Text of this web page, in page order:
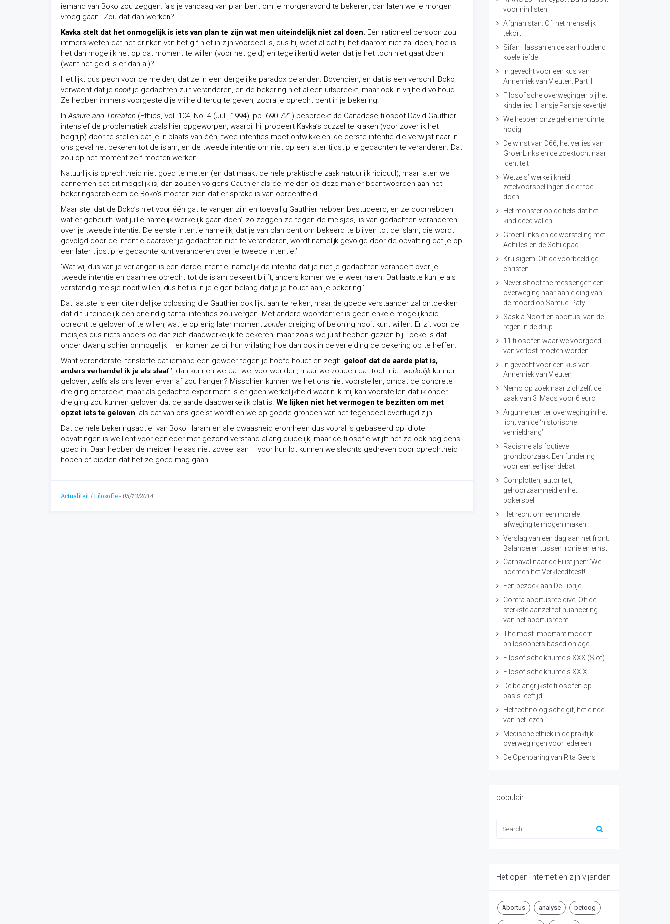
iemand van Boko zou zeggen: ‘als je vandaag van plan bent om je morgenavond te bekeren, dan laten we je morgen
vroeg gaan.’ Zou dat dan werken?
Kavka stelt dat het onmogelijk is iets van plan te zijn wat men uiteindelijk niet zal doen. Een rationeel persoon zou
immers weten dat het drinken van het gif niet in zijn voordeel is, dus hij weet al dat hij het daarom niet zal doen; hoe is
het dan mogelijk het op dat moment te willen (voor het geld) en tegelijkertijd weten dat je het toch niet gaat doen
(want het geld is er dan al)?
Het lijkt dus pech voor de meiden, dat ze in een dergelijke paradox belanden. Bovendien, en dat is een verschil: Boko
verwacht dat je nooit je gedachten zult veranderen, en de bekering niet alleen uitspreekt, maar ook in vrijheid volhoud.
Ze hebben immers voorgesteld je vrijheid terug te geven, zodra je oprecht bent in je bekering.
InAssure and Threaten (Ethics, Vol. 104, No. 4 (Jul., 1994), pp. 690-721) bespreekt de Canadese filosoof David Gauthier
intensief de problematiek zoals hier opgeworpen, waarbij hij probeert Kavka’s puzzel te kraken (voor zover ik het
begrijp) door te stellen dat je in plaats van één, twee intenties moet ontwikkelen: de eerste intentie die verwijst naar in
ons geval het bekeren tot de islam, en de tweede intentie om niet op een later tijdstip je gedachten te veranderen. Dat
zou op het moment zelf moeten werken.
Natuurlijk is oprechtheid niet goed te meten (en dat maakt de hele praktische zaak natuurlijk ridicuul), maar laten we
aannemen dat dit mogelijk is, dan zouden volgens Gauthier als de meiden op deze manier beantwoorden aan het
bekeringsprobleem de Boko’s moeten zien dat er sprake is van oprechtheid.
Maar stel dat de Boko’s niet voor één gat te vangen zijn en toevallig Gauthier hebben bestudeerd, en ze doorhebben
wat er gebeurt: ‘wat jullie namelijk werkelijk gaan doen’, zo zeggen ze tegen de meisjes, ‘is van gedachten veranderen
over je tweede intentie. De eerste intentie namelijk, dat je van plan bent om bekeerd te blijven tot de islam, die wordt
gevolgd door de intentie daarover je gedachten niet te veranderen, wordt namelijk gevolgd door de opvatting dat je op
een later tijdstip je gedachte kunt veranderen over je tweede intentie.’
‘Wat wij dus van je verlangen is een derde intentie: namelijk de intentie dat je niet je gedachten verandert over je
tweede intentie en daarmee oprecht tot de islam bekeert blijft, anders komen we je weer halen. Dat laatste kun je als
verstandig meisje nooit willen, dus het is in je eigen belang dat je je houdt aan je bekering.’
Dat laatste is een uiteindelijke oplossing die Gauthier ook lijkt aan te reiken, maar de goede verstaander zal ontdekken
dat dit uiteindelijk een oneindig aantal intenties zou vergen. Met andere woorden: er is geen enkele mogelijkheid
oprecht te geloven of te willen, wat je op enig later moment zonderdreiging of beloning nooit kunt willen. Er zit voor de
meisjes dus niets anders op dan zich daadwerkelijk te bekeren, maar zoals we juist hebben gezien bij Locke is dat
onder dwang schier onmogelijk – en komen ze bij hun vrijlating hoe dan ook in de verleiding de bekering op te heffen.
Want veronderstel tenslotte dat iemand een geweer tegen je hoofd houdt en zegt: ‘geloof dat de aarde plat is,
anders verhandel ik je als slaaf!’, dan kunnen we dat wel voorwenden, maar we zouden dat toch niet werkelijk kunnen
geloven, zelfs als ons leven ervan af zou hangen? Misschien kunnen we het ons niet voorstellen, omdat de concrete
dreiging ontbreekt, maar als gedachte-experiment is er geen werkelijkheid waarin ik mij kan voorstellen dat ik onder
dreiging zou kunnen geloven dat de aarde daadwerkelijk plat is. We lijken niet het vermogen te bezitten om met
opzet iets te geloven, als dat van ons geëist wordt en we op goede gronden van het tegendeel overtuigd zijn.
Dat de hele bekeringsactie van Boko Haram en alle dwaasheid eromheen dus vooral is gebaseerd op idiote
opvattingen is wellicht voor eenieder met gezond verstand allang duidelijk, maar de filosofie wrijft het ze ook nog eens
goed in. Daar hebben de meiden helaas niet zoveel aan – voor hun lot kunnen we slechts gedreven door oprechtheid
hopen of bidden dat het ze goed mag gaan.
Actualiteit / Filosofie - 05/13/2014
voor nihilisten
Afghanistan. Of: het menselijk
tekort.
Sifan Hassan en de aanhoudend
koele liefde
In gevecht voor een kus van
Annemiek van Vleuten. Part II
Filosofische overwegingen bij het
kinderlied ‘Hansje Pansje kevertje’
We hebben onze geheime ruimte
nodig
De winst van D66, het verlies van
GroenLinks en de zoektocht naar
identiteit
Wetzels’ werkelijkheid:
zetelvoorspellingen die er toe
doen!
Het monster op de fiets dat het
kind deed vallen
GroenLinks en de worsteling met
Achilles en de Schildpad
Kruisigem. Of: de voorbeeldige
christen
Never shoot the messenger: een
overweging naar aanleiding van
de moord op Samuel Paty
Saskia Noort en abortus: van de
regen in de drup
11 filosofen waar we voorgoed
van verlost moeten worden
In gevecht voor een kus van
Annemiek van Vleuten
Nemo op zoek naar zichzelf: de
zaak van 3 iMacs voor 6 euro
Argumenten ter overweging in het
licht van de ‘historische
vernieldrang’
Racisme als foutieve
grondoorzaak: Een fundering
voor een eerlijker debat
Complotten, autoriteit,
gehoorzaamheid en het
pokerspel
Het recht om een morele
afweging te mogen maken
Verslag van een dag aan het front:
Balanceren tussen ironie en ernst
Carnaval naar de Filistijnen: ‘We
noemen het Verkleedfeest!’
Een bezoek aan De Librije
Contra abortusrecidive. Of: de
sterkste aanzet tot nuancering
van het abortusrecht
The most important modern
philosophers based on age
Filosofische kruimels XXX (Slot)
Filosofische kruimels XXIX
De belangrijkste filosofen op
basis leeftijd
Het technologische gif, het einde
van het lezen
Medische ethiek in de praktijk:
overwegingen voor iedereen
De Openbaring van Rita Geers
populair
Het open Internet en zijn vijanden
Abortus analyse betoog